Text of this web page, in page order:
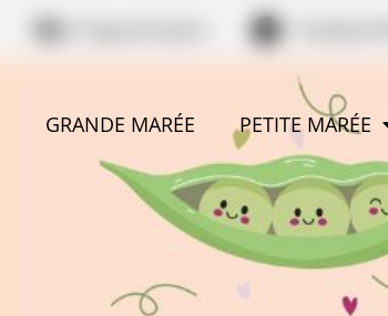
GRANDE MARÉE PETITE MARÉE